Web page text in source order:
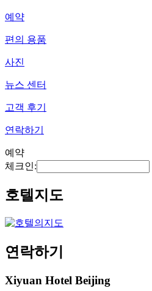
예약
편의 용품
사진
뉴스 센터
고객 후기
연락하기
예약
체크인:
호텔지도
연락하기
Xiyuan Hotel Beijing